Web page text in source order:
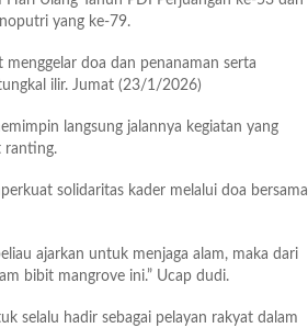
yang ke-79.
menggelar doa dan penanaman serta
ilir. Jumat (23/1/2026)
langsung jalannya kegiatan yang
ranting.
solidaritas kader melalui doa bersama
ajarkan untuk menjaga alam, maka dari
bibit mangrove ini.” Ucap dudi.
selalu hadir sebagai pelayan rakyat dalam